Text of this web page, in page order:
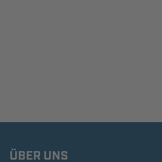
ÜBER UNS